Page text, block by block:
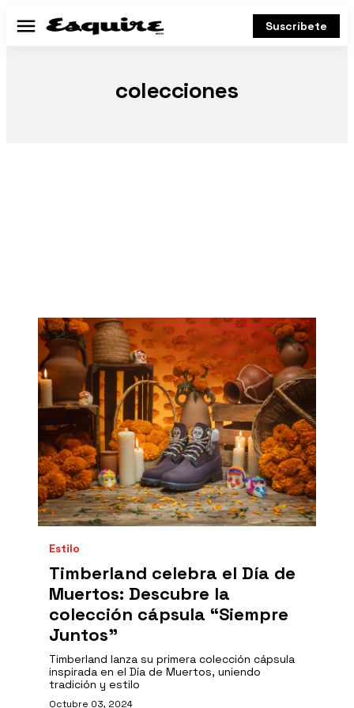
Menú Suscríbete
colecciones
Estilo
Timberland celebra el Día de
Muertos: Descubre la
colección cápsula “Siempre
Juntos”
Timberland lanza su primera colección cápsula
inspirada en el Día de Muertos, uniendo
tradición y estilo
Octubre 03, 2024